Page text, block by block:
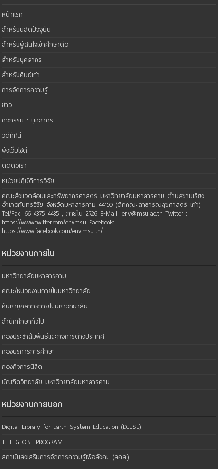
หน้าแรก
สำหรับนิสิตปัจจุบัน
สำหรับผู้สนใจเข้าศึกษาต่อ
สำหรับบุคลากร
สำหรับศิษย์เก่า
การจัดการความรู้
ข่าว
กิจกรรม : บุคลากร
วิดีทัศน์
ผังเว็บไซต์
ติดต่อเรา
หน่วยปฏิบัติการวิจัย
คณะสิ่งแวดล้อมและทรัพยากรศาสตร์ มหาวิทยาลัยมหาสารคาม ตำบลขามเรียง
อำเภอกันทรวิชัย จังหวัดมหาสารคาม 44150 (ตึกคณะสาธารณสุขศาสตร์ เก่า)
Tel/Fax: 66 4375 4435 , ภายใน 2726 E-Mail: env@msu.ac.th Twitter :
https://www.twitter.com/envmsu Facebook:
https://www.facebook.com/env.msu.th/
หน่วยงานภายใน
มหาวิทยาลัยมหาสารคาม
คณะ/หน่วยงานภายในมหาวิทยาลัย
ค้นหาบุคลากรภายในมหาวิทยาลัย
สำนักศึกษาทั่วไป
กองประชาสัมพันธ์และกิจการต่างประเทศ
กองบริการการศึกษา
กองกิจการนิสิต
บัณฑิตวิทยาลัย มหาวิทยาลัยมหาสารคาม
หน่วยงานภายนอก
Digital Library for Earth System Education (DLESE)
THE GLOBE PROGRAM
สถาบันส่งเสริมการจัดการความรู้เพือสังคม (สคส.)